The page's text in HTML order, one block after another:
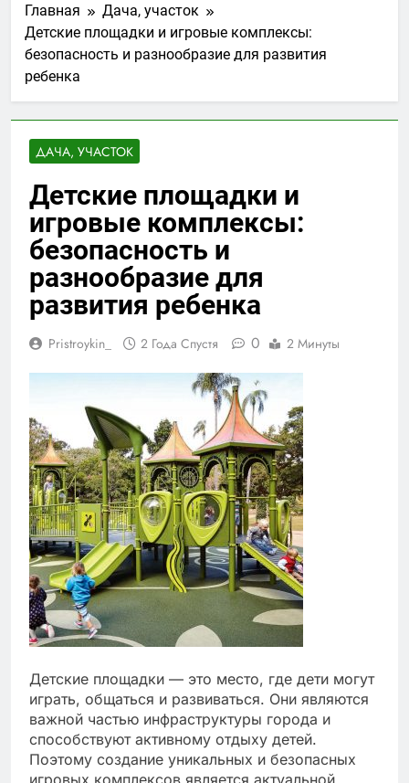
Главная
Дача, участок
Детские площадки и игровые комплексы:
безопасность и разнообразие для развития
ребенка
ДАЧА, УЧАСТОК
Детские площадки и
игровые комплексы:
безопасность и
разнообразие для
развития ребенка
Pristroykin_ 2 Года Спустя 0 2 Минуты
Детские площадки — это место, где дети могут
играть, общаться и развиваться. Они являются
важной частью инфраструктуры города и
способствуют активному отдыху детей.
Поэтому создание уникальных и безопасных
игровых комплексов является актуальной